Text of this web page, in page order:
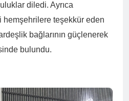
diledi. Ayrıca
hemşehrilere teşekkür eden
bağlarının güçlenerek
bulundu.